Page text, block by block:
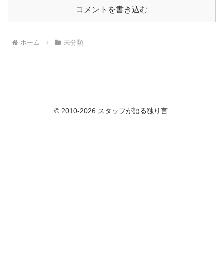
コメントを書き込む
ホーム 未分類
© 2010-2026 スタッフが語る独り言.